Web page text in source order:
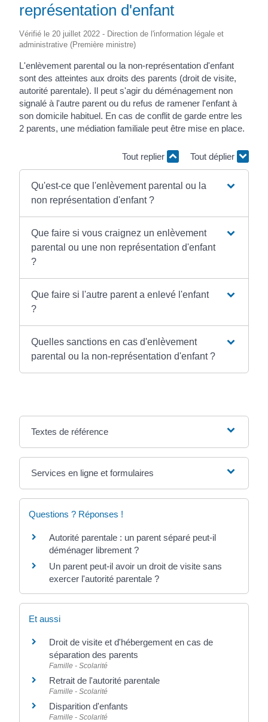
représentation d'enfant
Vérifié le 20 juillet 2022 - Direction de l'information légale et
administrative (Première ministre)
L'enlèvement parental ou la non-représentation d'enfant
sont des atteintes aux droits des parents (droit de visite,
autorité parentale). Il peut s'agir du déménagement non
signalé à l'autre parent ou du refus de ramener l'enfant à
son domicile habituel. En cas de conflit de garde entre les
2 parents, une médiation familiale peut être mise en place.
Tout replier Tout déplier
Qu'est-ce que l'enlèvement parental ou la
non représentation d'enfant ?
Que faire si vous craignez un enlèvement
parental ou une non représentation d'enfant
?
Que faire si l'autre parent a enlevé l'enfant
?
Quelles sanctions en cas d'enlèvement
parental ou la non-représentation d'enfant ?
Textes de référence
Services en ligne et formulaires
Questions ? Réponses !
Autorité parentale : un parent séparé peut-il
déménager librement ?
Un parent peut-il avoir un droit de visite sans
exercer l'autorité parentale ?
Et aussi
Droit de visite et d'hébergement en cas de
séparation des parents
Famille - Scolarité
Retrait de l'autorité parentale
Famille - Scolarité
Disparition d'enfants
Famille - Scolarité